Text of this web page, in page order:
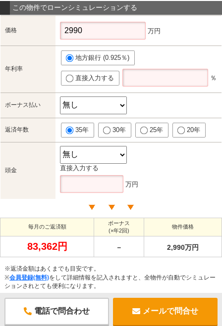
この物件でローンシミュレーションする
価格 万円
年利率
地方銀行 (0.925％)
直接入力する ％
ボーナス払い
返済年数 35年 30年 25年 20年
頭金 直接入力する
万円
毎月のご返済額
ボーナス
(×年2回)
物件価格
83,362円 － 2,990万円
※返済金額はあくまでも目安です。
※会員登録(無料)をして詳細情報を記入されますと、全物件が自動でシミュレー
ションされとても便利になります。
電話で問合わせ メールで問合せ